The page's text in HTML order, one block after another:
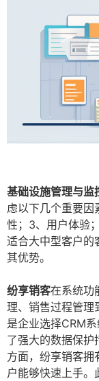
基础设施管理与监
虑以下几个重要因
性；3、用户体验
适合大中型客户的
其优势。
纷享销客在系统功
理、销售过程管理
是企业选择CRM
了强大的数据保护
方面，纷享销客拥
户能够快速上手。